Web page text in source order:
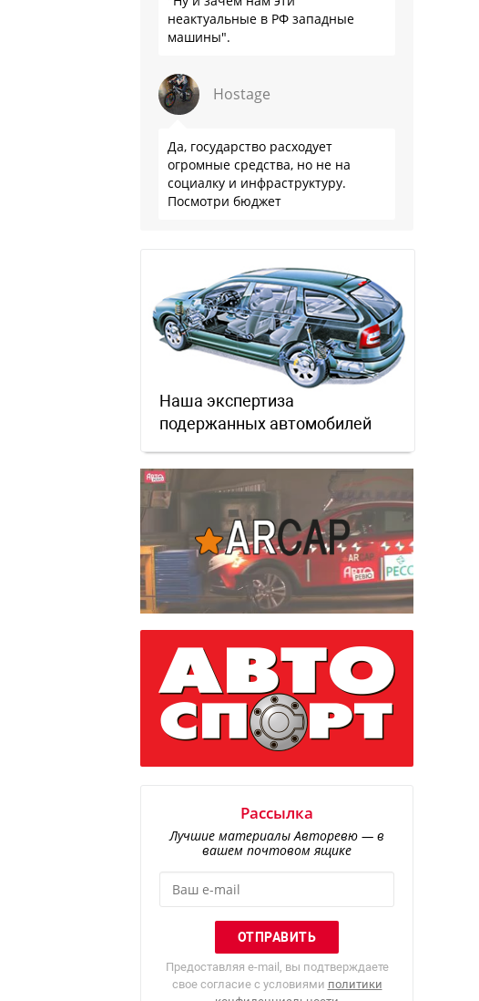
неактуальные в РФ западные
машины".
Hostage
Да, государство расходует
огромные средства, но не на
социалку и инфраструктуру.
Посмотри бюджет
Наша экспертиза
подержанных автомобилей
Рассылка
Лучшие материалы Авторевю — в
вашем почтовом ящике
Предоставляя e-mail, вы подтверждаете
свое согласие с условиями политики